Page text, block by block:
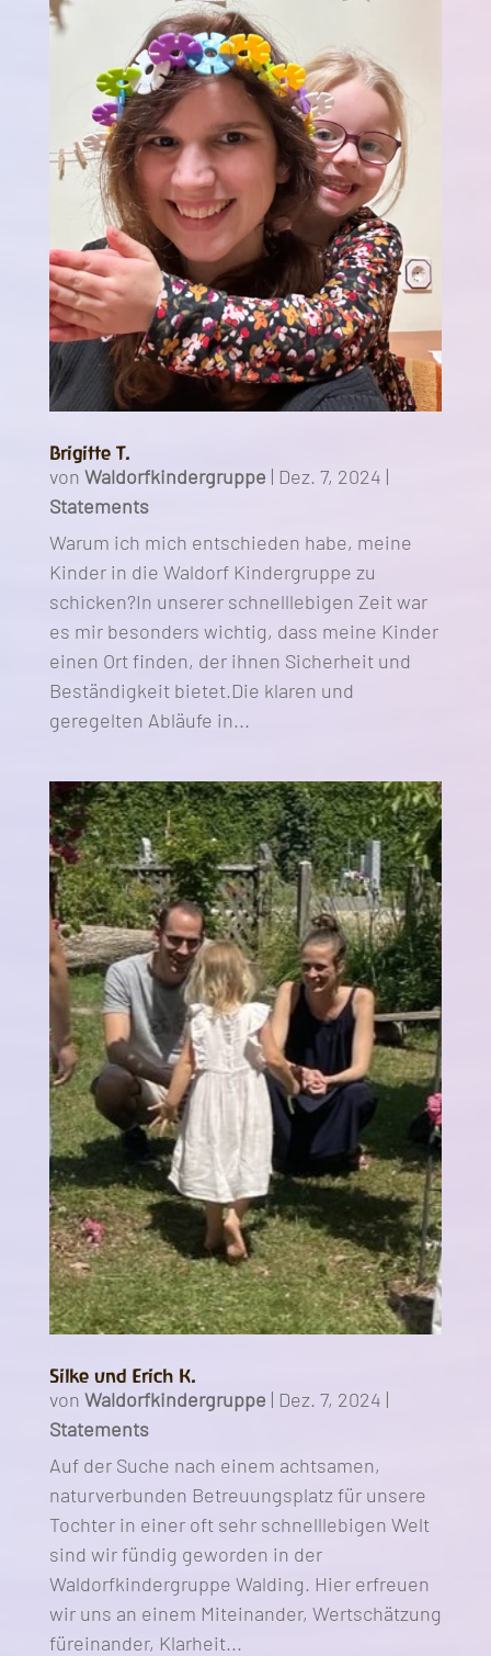
Brigitte T.
von Waldorfkindergruppe | Dez. 7, 2024 |
Statements
Warum ich mich entschieden habe, meine
Kinder in die Waldorf Kindergruppe zu
schicken?In unserer schnelllebigen Zeit war
es mir besonders wichtig, dass meine Kinder
einen Ort finden, der ihnen Sicherheit und
Beständigkeit bietet.Die klaren und
geregelten Abläufe in...
Silke und Erich K.
von Waldorfkindergruppe | Dez. 7, 2024 |
Statements
Auf der Suche nach einem achtsamen,
naturverbunden Betreuungsplatz für unsere
Tochter in einer oft sehr schnelllebigen Welt
sind wir fündig geworden in der
Waldorfkindergruppe Walding. Hier erfreuen
wir uns an einem Miteinander, Wertschätzung
füreinander, Klarheit...